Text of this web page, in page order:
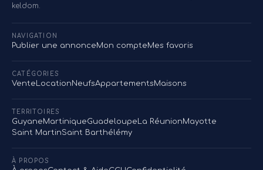
keldom.
NAVIGATION
Publier une annonceMon compteMes favoris
CATÉGORIES
Vente LocationNeufsAppartementsMaisons
TERRITOIRES
GuyaneMartiniqueGuadeloupe La RéunionMayotte
Saint MartinSaint Barthélémy
À PROPOS